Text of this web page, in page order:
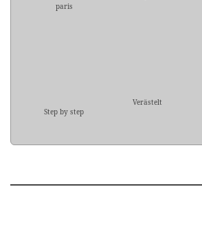
paris
Step by step
Verästelt